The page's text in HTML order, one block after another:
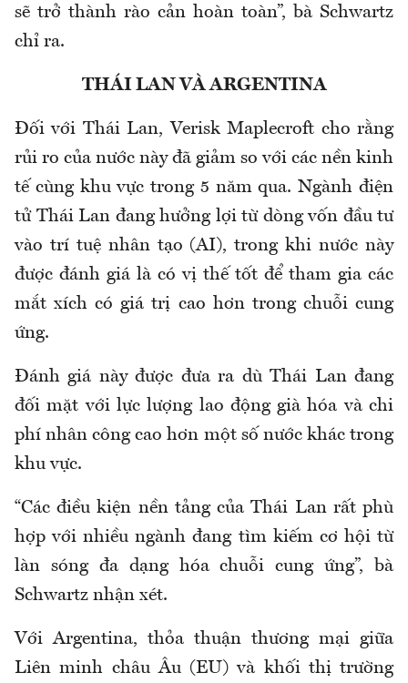
sẽ trở thành rào cản hoàn toàn”, bà Schwartz
chỉ ra.
THÁI LAN VÀ ARGENTINA
Đối với Thái Lan, Verisk Maplecroft cho rằng
rủi ro của nước này đã giảm so với các nền kinh
tế cùng khu vực trong 5 năm qua. Ngành điện
tử Thái Lan đang hưởng lợi từ dòng vốn đầu tư
vào trí tuệ nhân tạo (AI), trong khi nước này
được đánh giá là có vị thế tốt để tham gia các
mắt xích có giá trị cao hơn trong chuỗi cung
ứng.
Đánh giá này được đưa ra dù Thái Lan đang
đối mặt với lực lượng lao động già hóa và chi
phí nhân công cao hơn một số nước khác trong
khu vực.
“Các điều kiện nền tảng của Thái Lan rất phù
hợp với nhiều ngành đang tìm kiếm cơ hội từ
làn sóng đa dạng hóa chuỗi cung ứng”, bà
Schwartz nhận xét.
Với Argentina, thỏa thuận thương mại giữa
Liên minh châu Âu (EU) và khối thị trường